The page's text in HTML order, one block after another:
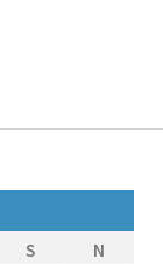
S
N